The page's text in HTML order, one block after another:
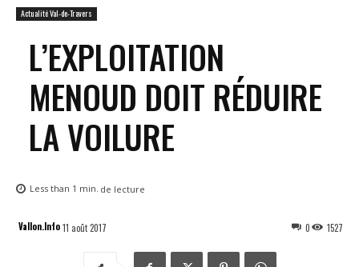
Actualité Val-de-Travers
L’EXPLOITATION
MENOUD DOIT RÉDUIRE
LA VOILURE
Less than 1 min. de lecture
Vallon.Info11 août 2017 1527
0